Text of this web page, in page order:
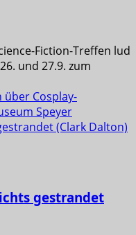
Fiction-Treffen lud
und 27.9. zum
Cosplay-
Speyer
(Clark Dalton)
gestrandet